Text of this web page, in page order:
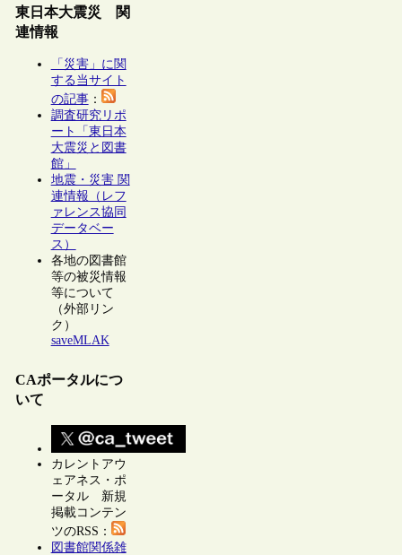
東日本大震災 関
連情報
「災害」に関
する当サイト
の記事：
調査研究リポ
ート「東日本
大震災と図書
館」
地震・災害 関
連情報（レフ
ァレンス協同
データベー
ス）
各地の図書館
等の被災情報
等について
（外部リン
ク）
saveMLAK
CAポータルにつ
いて
カレントアウ
ェアネス・ポ
ータル 新規
掲載コンテン
ツのRSS：
図書館関係雑